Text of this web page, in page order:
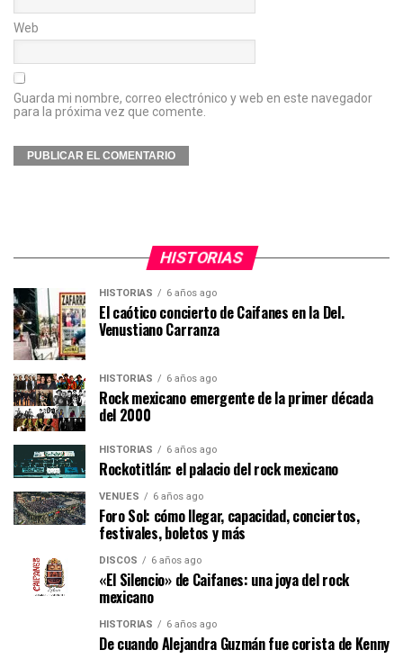
Web
Guarda mi nombre, correo electrónico y web en este navegador
para la próxima vez que comente.
HISTORIAS
HISTORIAS 6 años ago
El caótico concierto de Caifanes en la Del.
Venustiano Carranza
HISTORIAS 6 años ago
Rock mexicano emergente de la primer década
del 2000
HISTORIAS 6 años ago
Rockotitlán: el palacio del rock mexicano
VENUES 6 años ago
Foro Sol: cómo llegar, capacidad, conciertos,
festivales, boletos y más
DISCOS 6 años ago
«El Silencio» de Caifanes: una joya del rock
mexicano
HISTORIAS 6 años ago
De cuando Alejandra Guzmán fue corista de Kenny